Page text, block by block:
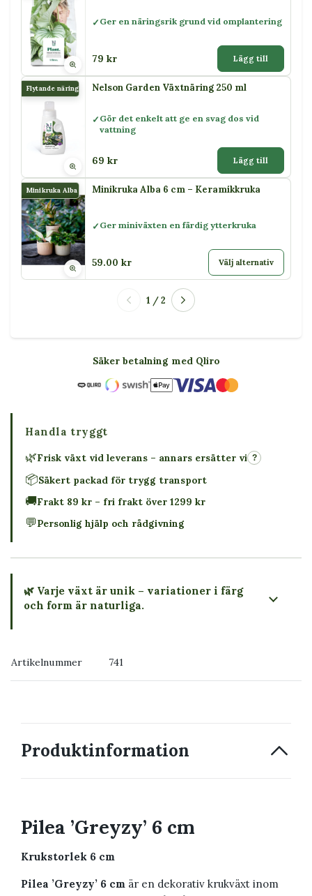
Ger en näringsrik grund vid omplantering
79 kr Lägg till
Flytande näring Nelson Garden Växtnäring 250 ml
Gör det enkelt att ge en svag dos vid
vattning
69 kr Lägg till
Minikruka Alba Minikruka Alba 6 cm – Keramikkruka
Ger miniväxten en färdig ytterkruka
59.00 kr Välj alternativ
1 / 2
Säker betalning med Qliro
Handla tryggt
🌿Frisk växt vid leverans – annars ersätter vi ?
📦Säkert packad för trygg transport
🚚Frakt 89 kr – fri frakt över 1299 kr
💬Personlig hjälp och rådgivning
🌿 Varje växt är unik – variationer i färg
och form är naturliga.
Artikelnummer 741
Produktinformation
Pilea ’Greyzy’ 6 cm
Krukstorlek 6 cm
Pilea ’Greyzy’ 6 cm är en dekorativ krukväxt inom